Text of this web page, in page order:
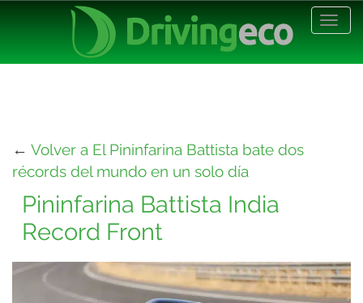
← Volver a El Pininfarina Battista bate dos
récords del mundo en un solo día
Pininfarina Battista India
Record Front